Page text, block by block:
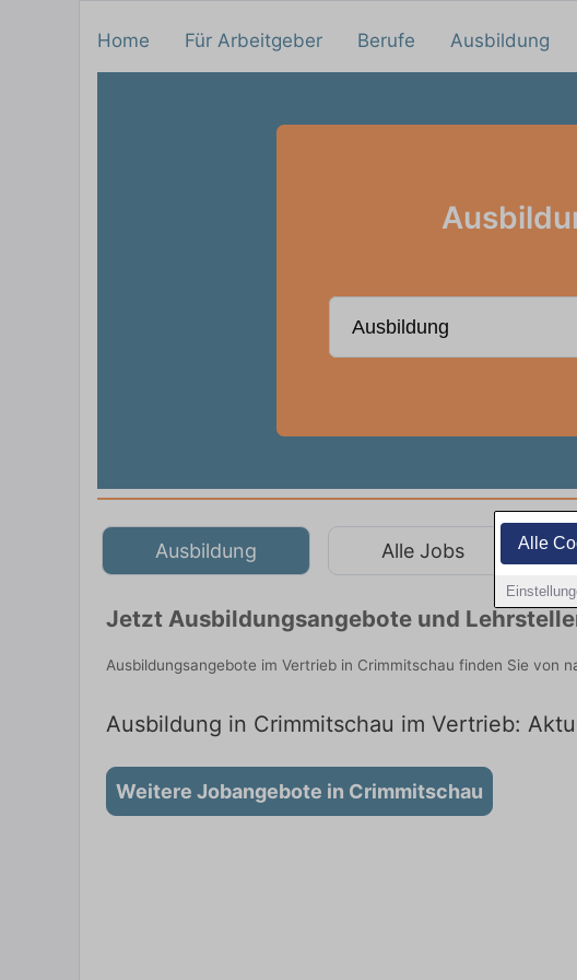
Alle
Home Für Arbeitgeber Berufe Ausbildung
Ausbildung Alle Jobs
Jetzt Ausbildungsangebote und
Ausbildungsangebote im Vertrieb in Crimmitschau finden Sie von
Ausbildung in Crimmitschau im Vertrieb:
Weitere Jobangebote in Crimmitschau